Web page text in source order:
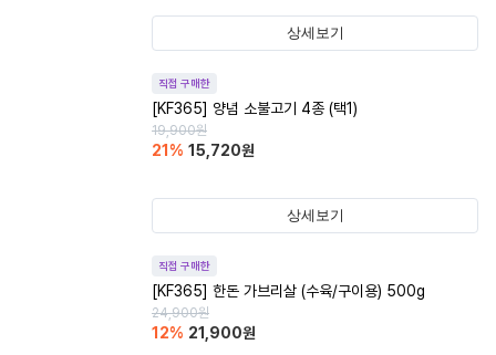
상세보기
직접 구매한
[KF365] 양념 소불고기 4종 (택1)
19,900원
21 % 15,720원
상세보기
직접 구매한
[KF365] 한돈 가브리살 (수육/구이용) 500g
24,900원
12% 21,900원